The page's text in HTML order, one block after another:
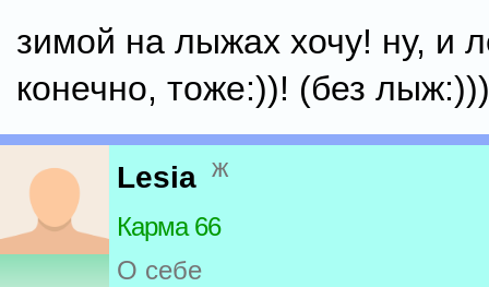
зимой на лыжах хочу! ну, и
конечно, тоже:))! (без
Lesia ж
Карма 66
О себе